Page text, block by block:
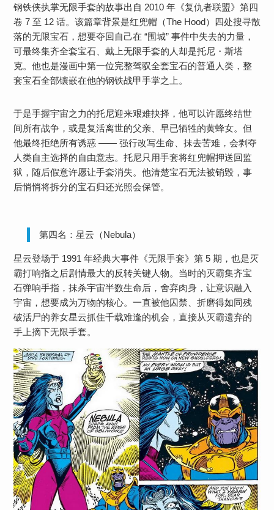
钢铁侠执掌无限手套的故事出自 2010 年《复仇者联盟》第四
卷 7 至 12 话。该篇章背景是红兜帽（The Hood）四处搜寻散
落的无限宝石，想要夺回自己在 “围城” 事件中失去的力量，
可最终集齐全套宝石、戴上无限手套的人却是托尼・斯塔
克。他也是漫画中第一位完整驾驭全套宝石的普通人类，整
套宝石全部镶嵌在他的钢铁战甲手掌之上。
于是手握宇宙之力的托尼迎来艰难抉择，他可以许愿终结世
间所有战争，或是复活离世的父亲、早已牺牲的黄蜂女。但
他最终拒绝所有诱惑 —— 强行改写生命、抹去苦难，会剥夺
人类自主选择的自由意志。托尼只用手套将红兜帽押送回监
狱，随后假意许愿让手套消失。他清楚宝石无法被销毁，事
后悄悄将拆分的宝石归还光照会保管。
第四名：星云（Nebula）
星云登场于 1991 年经典大事件《无限手套》第 5 期，也是灭
霸打响指之后剧情最大的反转关键人物。当时的灭霸集齐宝
石弹响手指，抹杀宇宙半数生命后，舍弃肉身，让意识融入
宇宙，想要成为万物的核心。一直被他囚禁、折磨得如同残
破活尸的养女星云抓住千载难逢的机会，直接从灭霸遗弃的
手上摘下无限手套。